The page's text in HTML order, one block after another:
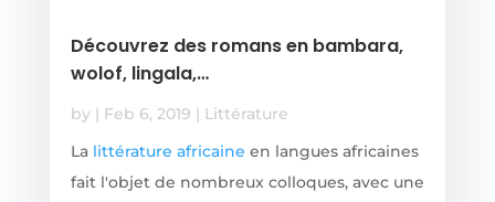
Découvrez des romans en bambara,
wolof, lingala,…
by Feb 6, 2019
Littérature
La littérature africaine en langues africaines
fait l'objet de nombreux colloques, avec une